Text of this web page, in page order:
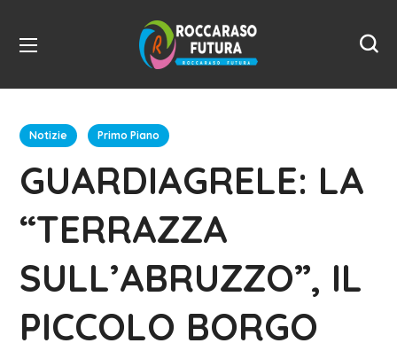
Notizie Primo Piano
GUARDIAGRELE: LA
“TERRAZZA
SULL’ABRUZZO”, IL
PICCOLO BORGO